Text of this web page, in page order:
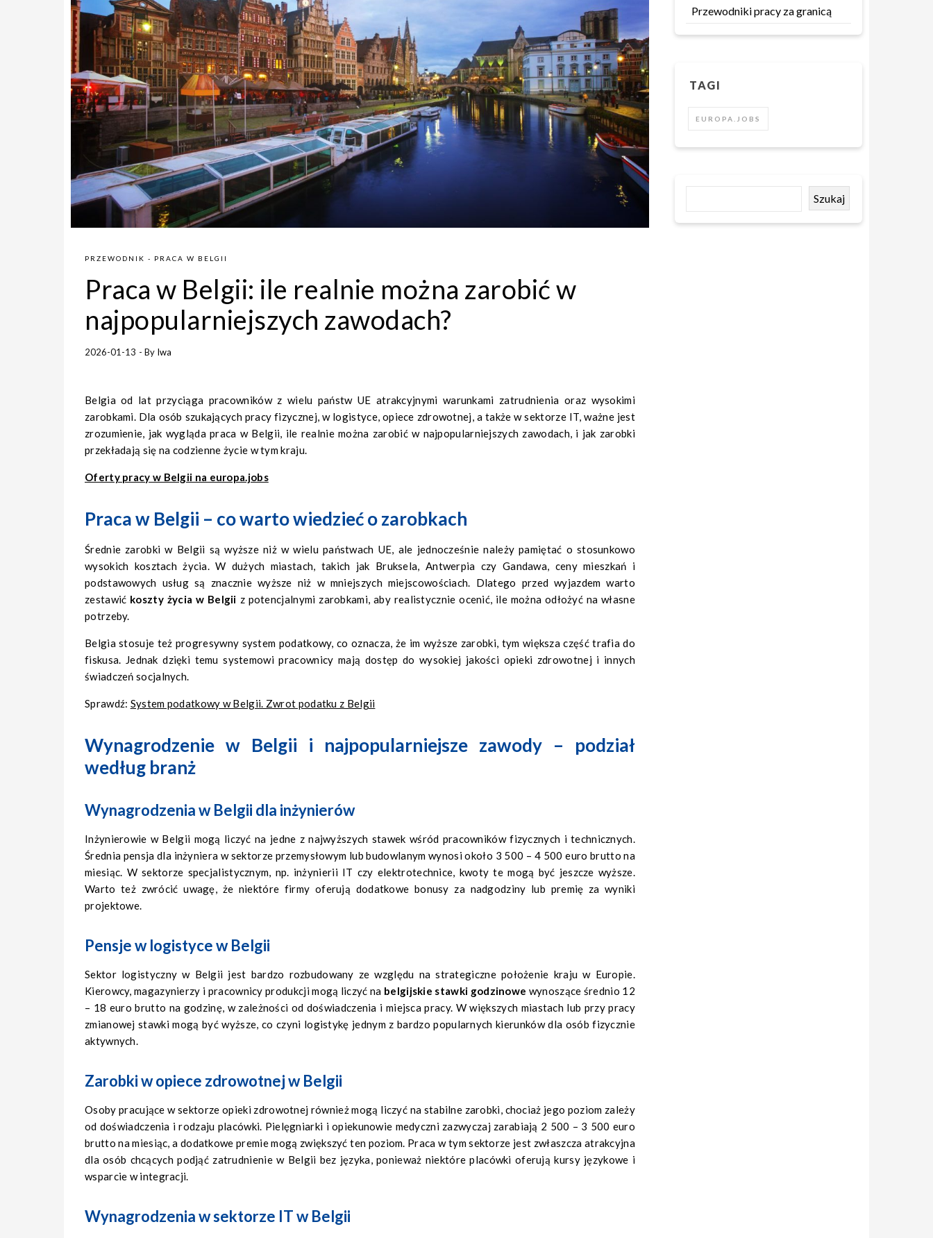
PRZEWODNIK - PRACA W BELGII
Praca w Belgii: ile realnie można zarobić w
najpopularniejszych zawodach?
2026-01-13 - By Iwa
Belgia od lat przyciąga pracowników z wielu państw UE atrakcyjnymi warunkami zatrudnienia oraz wysokimi
zarobkami. Dla osób szukających pracy fizycznej, w logistyce, opiece zdrowotnej, a także w sektorze IT, ważne jest
zrozumienie, jak wygląda praca w Belgii, ile realnie można zarobić w najpopularniejszych zawodach, i jak zarobki
przekładają się na codzienne życie w tym kraju.
Oferty pracy w Belgii na europa.jobs
Praca w Belgii – co warto wiedzieć o zarobkach
Średnie zarobki w Belgii są wyższe niż w wielu państwach UE, ale jednocześnie należy pamiętać o stosunkowo
wysokich kosztach życia. W dużych miastach, takich jak Bruksela, Antwerpia czy Gandawa, ceny mieszkań i
podstawowych usług są znacznie wyższe niż w mniejszych miejscowościach. Dlatego przed wyjazdem warto
zestawić koszty życia w Belgii z potencjalnymi zarobkami, aby realistycznie ocenić, ile można odłożyć na własne
potrzeby.
Belgia stosuje też progresywny system podatkowy, co oznacza, że im wyższe zarobki, tym większa część trafia do
fiskusa. Jednak dzięki temu systemowi pracownicy mają dostęp do wysokiej jakości opieki zdrowotnej i innych
świadczeń socjalnych.
Sprawdź: System podatkowy w Belgii. Zwrot podatku z Belgii
Wynagrodzenie w Belgii i najpopularniejsze zawody – podział
według branż
Wynagrodzenia w Belgii dla inżynierów
Inżynierowie w Belgii mogą liczyć na jedne z najwyższych stawek wśród pracowników fizycznych i technicznych.
Średnia pensja dla inżyniera w sektorze przemysłowym lub budowlanym wynosi około 3 500 – 4 500 euro brutto na
miesiąc. W sektorze specjalistycznym, np. inżynierii IT czy elektrotechnice, kwoty te mogą być jeszcze wyższe.
Warto też zwrócić uwagę, że niektóre firmy oferują dodatkowe bonusy za nadgodziny lub premię za wyniki
projektowe.
Pensje w logistyce w Belgii
Sektor logistyczny w Belgii jest bardzo rozbudowany ze względu na strategiczne położenie kraju w Europie.
Kierowcy, magazynierzy i pracownicy produkcji mogą liczyć na belgijskie stawki godzinowe wynoszące średnio 12
– 18 euro brutto na godzinę, w zależności od doświadczenia i miejsca pracy. W większych miastach lub przy pracy
zmianowej stawki mogą być wyższe, co czyni logistykę jednym z bardzo popularnych kierunków dla osób fizycznie
aktywnych.
Zarobki w opiece zdrowotnej w Belgii
Osoby pracujące w sektorze opieki zdrowotnej również mogą liczyć na stabilne zarobki, chociaż jego poziom zależy
od doświadczenia i rodzaju placówki. Pielęgniarki i opiekunowie medyczni zazwyczaj zarabiają 2 500 – 3 500 euro
brutto na miesiąc, a dodatkowe premie mogą zwiększyć ten poziom. Praca w tym sektorze jest zwłaszcza atrakcyjna
dla osób chcących podjąć zatrudnienie w Belgii bez języka, ponieważ niektóre placówki oferują kursy językowe i
wsparcie w integracji.
Wynagrodzenia w sektorze IT w Belgii
Przewodniki pracy za granicą
TAGI
EUROPA.JOBS
Szukaj